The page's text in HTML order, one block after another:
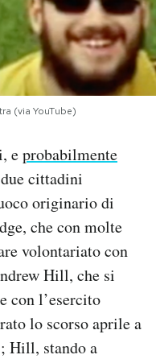
(via YouTube)
eprobabilmente
cittadini
originario di
che con molte
volontariato con
Hill, che si
con l’esercito
lo scorso aprile a
Hill, stando a